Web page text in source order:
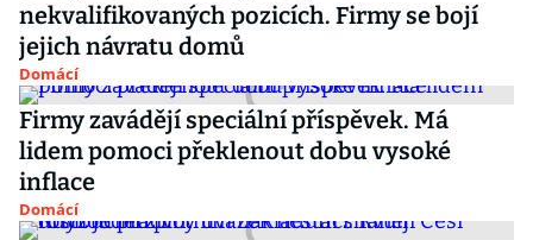
nekvalifikovaných pozicích. Firmy se bojí
jejich návratu domů
Domácí
Firmy zavádějí speciální příspěvek. Má
lidem pomoci překlenout dobu vysoké
inflace
Domácí